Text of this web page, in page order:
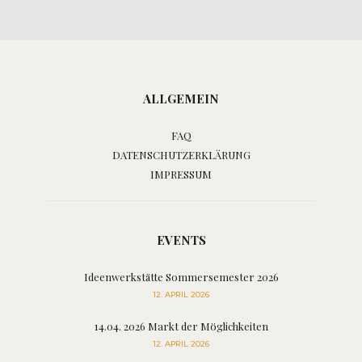
ALLGEMEIN
FAQ
DATENSCHUTZERKLÄRUNG
IMPRESSUM
EVENTS
Ideenwerkstätte Sommersemester 2026
12. APRIL 2026
14.04. 2026 Markt der Möglichkeiten
12. APRIL 2026